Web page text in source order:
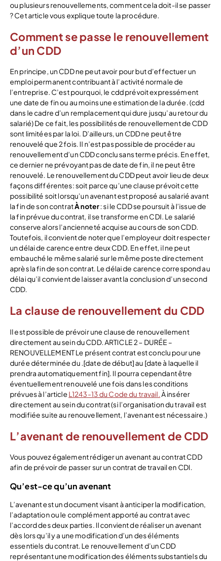
ou plusieurs renouvellements, comment cela doit-il se passer
? Cet article vous explique toute la procédure.
Comment se passe le renouvellement
d’un CDD
En principe, un CDD ne peut avoir pour but d’effectuer un
emploi permanent contribuant à l’activité normale de
l’entreprise. C’est pourquoi, le cdd prévoit expressément
une date de fin ou au moins une estimation de la durée. (cdd
dans le cadre d’un remplacement qui dure jusqu’au retour du
salarié) De ce fait, les possibilités de renouvellement de CDD
sont limitées par la loi. D’ailleurs, un CDD ne peut être
renouvelé que 2 fois. Il n’est pas possible de procéder au
renouvellement d’un CDD conclu sans terme précis. En effet,
ce dernier ne prévoyant pas de date de fin, il ne peut être
renouvelé. Le renouvellement du CDD peut avoir lieu de deux
façons différentes: soit parce qu’une clause prévoit cette
possibilité soit lorsqu’un avenant est proposé au salarié avant
la fin de son contratÀ noter: si le CDD se poursuit à l’issue de
la fin prévue du contrat, il se transforme en CDI. Le salarié
conserve alors l’ancienneté acquise au cours de son CDD.
Toutefois, il convient de noter que l’employeur doit respecter
un délai de carence entre deux CDD. En effet, il ne peut
embauché le même salarié sur le même poste directement
après la fin de son contrat. Le délai de carence correspond au
délai qu’il convient de laisser avant la conclusion d’un second
CDD.
La clause de renouvellement du CDD
Il est possible de prévoir une clause de renouvellement
directement au sein du CDD. ARTICLE 2 – DURÉE –
RENOUVELLEMENT Le présent contrat est conclu pour une
durée déterminée du .[date de début] au [date à laquelle il
prendra automatiquement fin]. Il pourra cependant être
éventuellement renouvelé une fois dans les conditions
prévues à l’article L1243-13 du Code du travail.À insérer
directement au sein du contrat (si l’organisation du travail est
modifiée suite au renouvellement, l’avenant est nécessaire.)
L’avenant de renouvellement de CDD
Vous pouvez également rédiger un avenant au contrat CDD
afin de prévoir de passer sur un contrat de travail en CDI.
Qu’est-ce qu’un avenant
L’avenant est un document visant à anticiper la modification,
l’adaptation ou le complément apporté au contrat avec
l’accord des deux parties. Il convient de réaliser un avenant
dès lors qu’il y a une modification d’un des éléments
essentiels du contrat. Le renouvellement d’un CDD
représentant une modification des éléments substantiels du